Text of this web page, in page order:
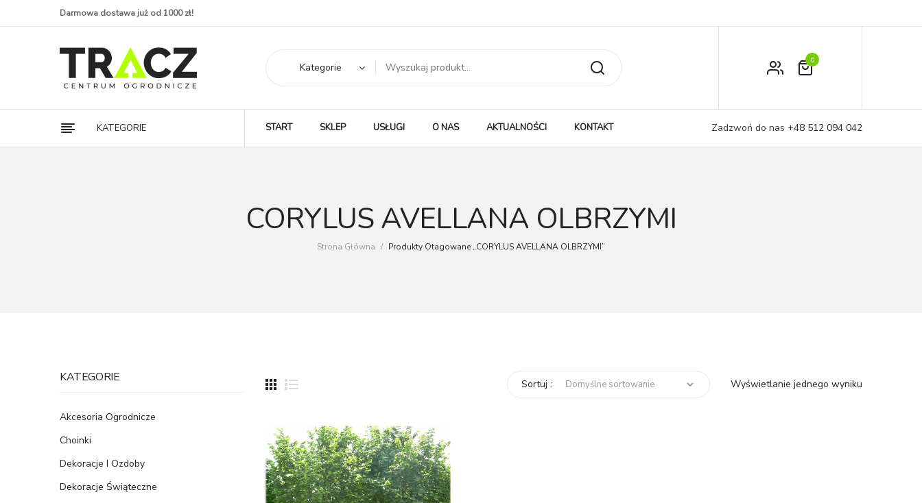
Darmowa dostawa już od 1000 zł!
Moje konto
0
Kategorie
KATEGORIE START SKLEP USŁUGI O NAS AKTUALNOŚCI KONTAKT Zadzwoń do nas +48 512 094 042
CORYLUS AVELLANA OLBRZYMI
Strona Główna / Produkty Otagowane „CORYLUS AVELLANA OLBRZYMI”
KATEGORIE
Akcesoria Ogrodnicze
Choinki
Dekoracje I Ozdoby
Dekoracje Świąteczne
Wyświetlanie jednego wyniku
Sortuj :